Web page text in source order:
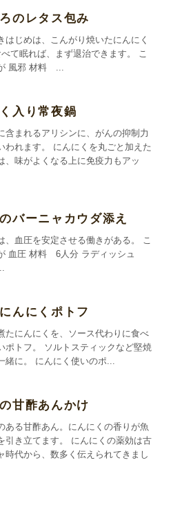
のレタス包み
はじめは、こんがり焼いたにんにく
て眠れば、まず退治できます。 こ
風邪 材料 ...
入り常夜鍋
含まれるアリシンに、がんの抑制力
われます。 にんにくを丸ごと加えた
、味がよくなる上に免疫力もアッ
バーニャカウダ添え
、血圧を安定させる働きがある。 こ
血圧 材料 6人分 ラディッシュ
んにくポトフ
たにんにくを、ソース代わりに食べ
ポトフ。 ソルトスティックなど堅焼
緒に。 にんにく使いのポ...
甘酢あんかけ
ある甘酢あん。にんにくの香りが魚
引き立てます。 にんにくの薬効は古
時代から、数多く伝えられてきまし